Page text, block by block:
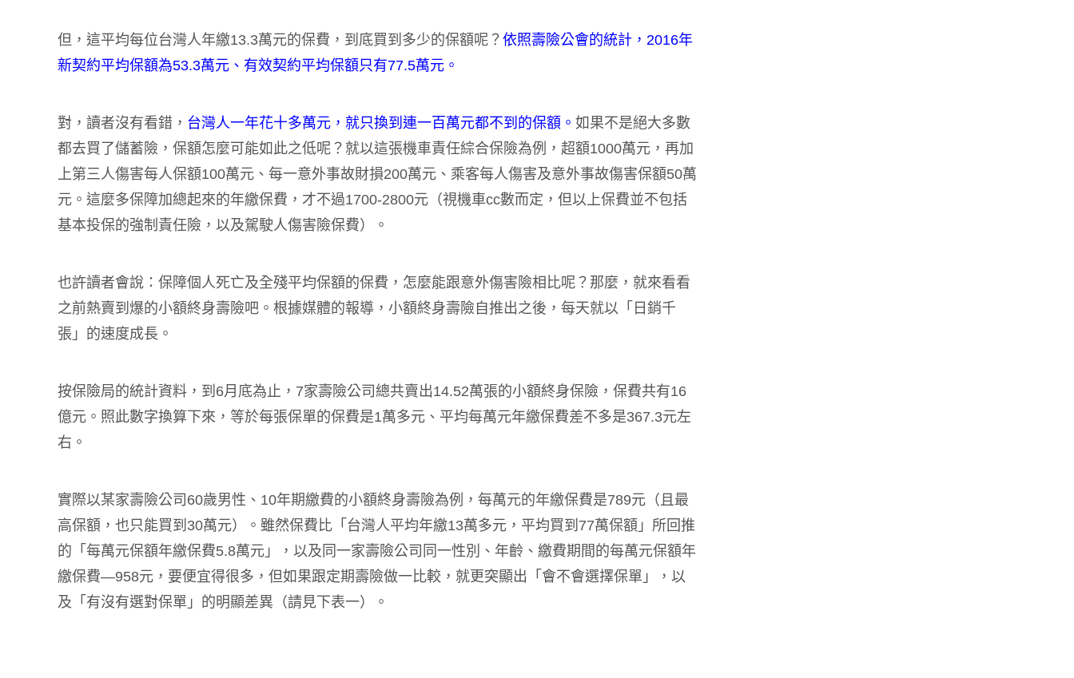
但，這平均每位台灣人年繳13.3萬元的保費，到底買到多少的保額呢？ 依照壽險公會的統計，2016年
新契約平均保額為53.3萬元、有效契約平均保額只有77.5萬元。
對，讀者沒有看錯， 台灣人一年花十多萬元，就只換到連一百萬元都不到的保額。 如果不是絕大多數
都去買了儲蓄險，保額怎麼可能如此之低呢？就以這張機車責任綜合保險為例，超額1000萬元，再加
上第三人傷害每人保額100萬元、每一意外事故財損200萬元、乘客每人傷害及意外事故傷害保額50萬
元。這麼多保障加總起來的年繳保費，才不過1700-2800元（視機車cc數而定，但以上保費並不包括
基本投保的強制責任險，以及駕駛人傷害險保費）。
也許讀者會說：保障個人死亡及全殘平均保額的保費，怎麼能跟意外傷害險相比呢？那麼，就來看看
之前熱賣到爆的小額終身壽險吧。根據媒體的報導，小額終身壽險自推出之後，每天就以「日銷千
張」的速度成長。
按保險局的統計資料，到6月底為止，7家壽險公司總共賣出14.52萬張的小額終身保險，保費共有16
億元。照此數字換算下來，等於每張保單的保費是1萬多元、平均每萬元年繳保費差不多是367.3元左
右。
實際以某家壽險公司60歲男性、10年期繳費的小額終身壽險為例，每萬元的年繳保費是789元（且最
高保額，也只能買到30萬元）。雖然保費比「台灣人平均年繳13萬多元，平均買到77萬保額」所回推
的「每萬元保額年繳保費5.8萬元」，以及同一家壽險公司同一性別、年齡、繳費期間的每萬元保額年
繳保費—958元，要便宜得很多，但如果跟定期壽險做一比較，就更突顯出「會不會選擇保單」，以
及「有沒有選對保單」的明顯差異（請見下表一）。